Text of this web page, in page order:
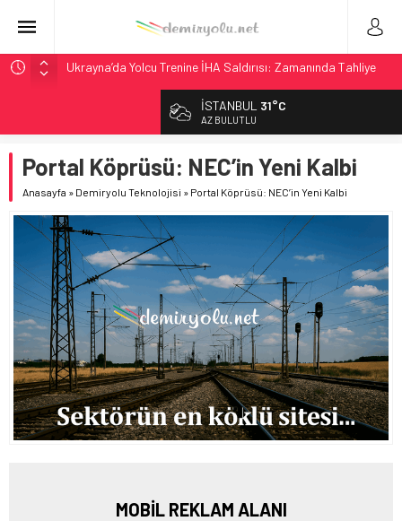
Ukrayna’da Yolcu Trenine İHA Saldırısı: Zamanında Tahliye
DB Modernizasyon Programı: 70. İstasyona Ulaşıldı
GB Railfreight İngiltere’de Lider, Class 99’lar 2026’da Yolda
İngiltere Demiryolunda Tarihi Entegrasyon: GBR Anglia
Resmen Başladı
Başlattı
İSTANBUL 31°C
AZ BULUTLU
Portal Köprüsü: NEC’in Yeni Kalbi
Anasayfa » Demiryolu Teknolojisi » Portal Köprüsü: NEC’in Yeni Kalbi
MOBİL REKLAM ALANI